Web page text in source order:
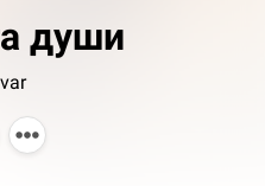
души